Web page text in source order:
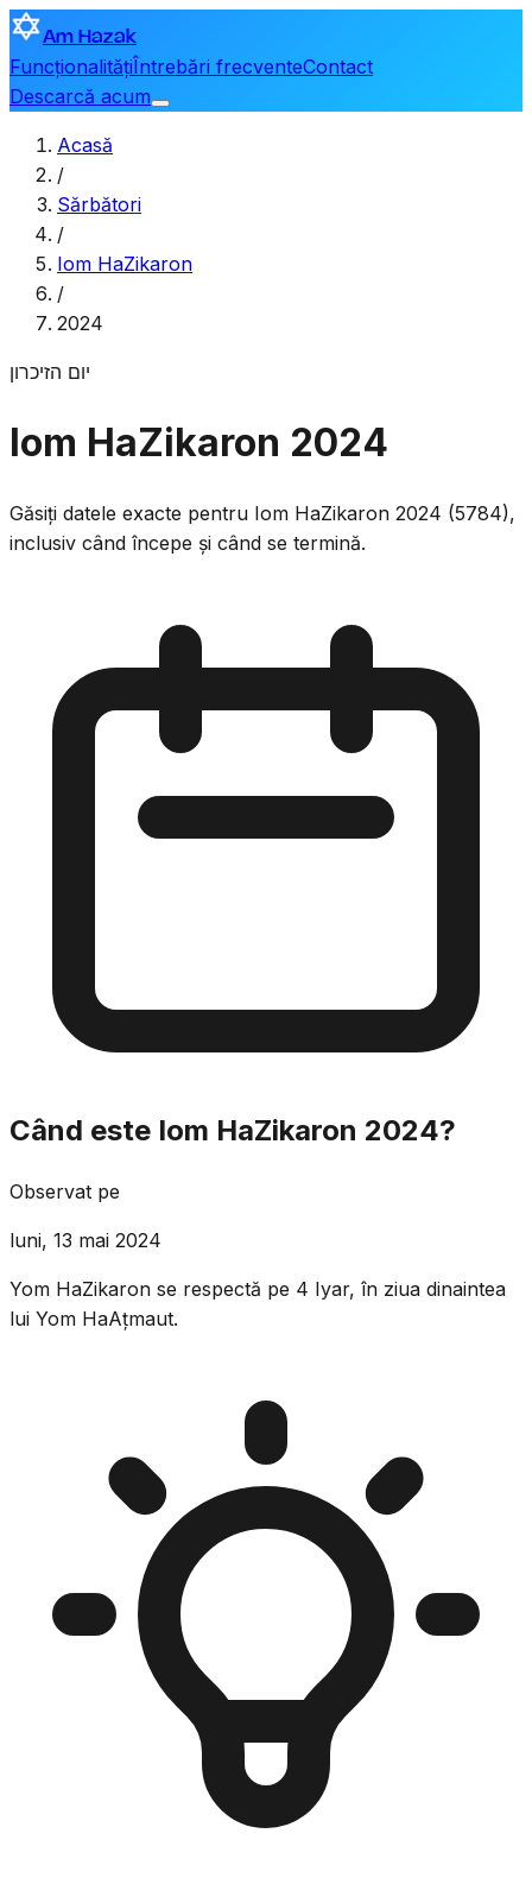
Am Hazak
FuncționalitățiÎntrebări frecventeContact
Descarcă acum
Acasă
/
Sărbători
/
Iom HaZikaron
/
2024
יום הזיכרון
Iom HaZikaron 2024
Găsiți datele exacte pentru Iom HaZikaron 2024 (5784),
inclusiv când începe și când se termină.
Când este Iom HaZikaron 2024?
Observat pe
luni, 13 mai 2024
Yom HaZikaron se respectă pe 4 Iyar, în ziua dinaintea
lui Yom HaAțmaut.